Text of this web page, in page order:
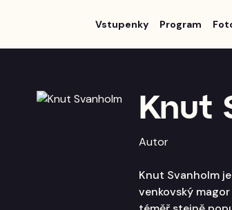
Vstupenky Program
Knut
Autor
Knut Svanholm
venkovský